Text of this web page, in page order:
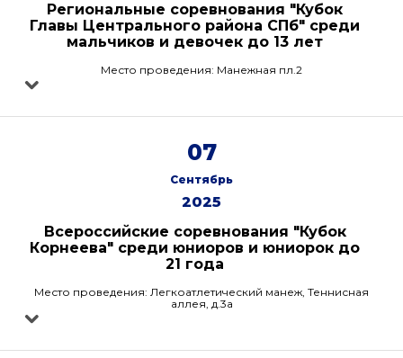
Региональные соревнования "Кубок
Главы Центрального района СПб" среди
мальчиков и девочек до 13 лет
Место проведения: Манежная пл.2
07
Сентябрь
2025
Всероссийские соревнования "Кубок
Корнеева" среди юниоров и юниорок до
21 года
Место проведения: Легкоатлетический манеж, Теннисная
аллея, д.3а